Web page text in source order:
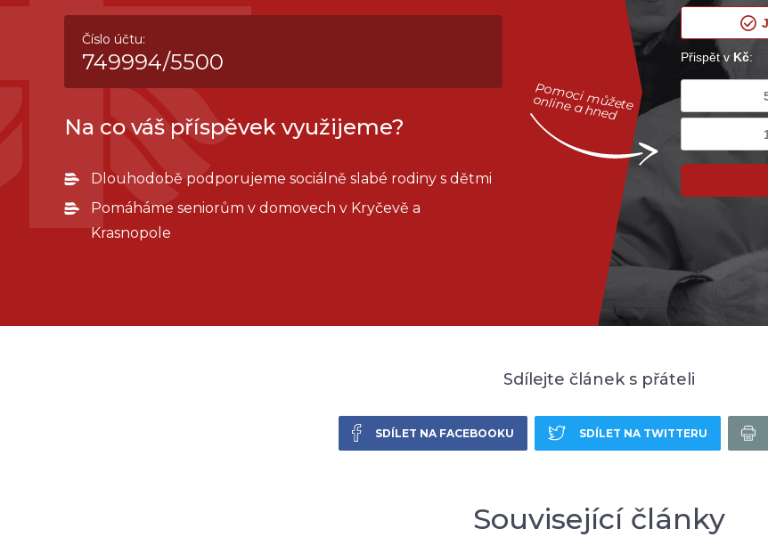
Číslo účtu:
749994/5500
Na co váš příspěvek využijeme?
Dlouhodobě podporujeme sociálně slabé rodiny s dětmi
Pomáháme seniorům v domovech v Kryčevě a
Krasnopole
Pomoci můžete
online a hned
Sdílejte článek s přáteli
SDÍLET NA FACEBOOKU SDÍLET NA TWITTERU
Související články